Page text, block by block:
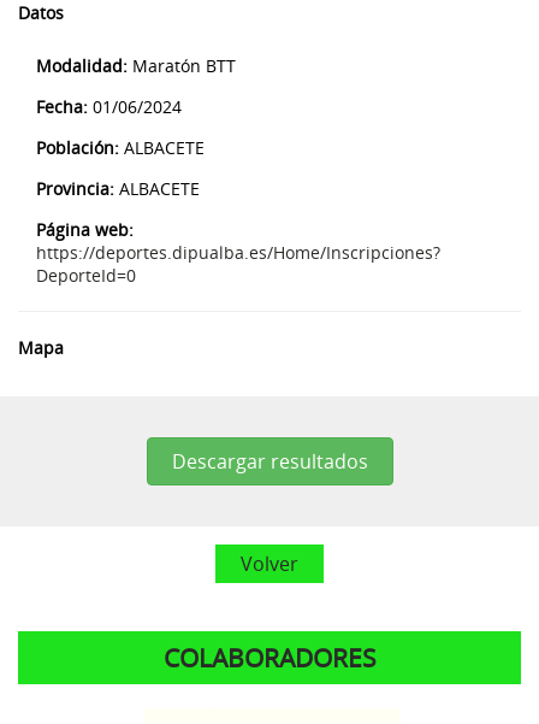
Datos
Modalidad: Maratón BTT
Fecha: 01/06/2024
Población: ALBACETE
Provincia: ALBACETE
Página web:
https://deportes.dipualba.es/Home/Inscripciones?
DeporteId=0
Mapa
Descargar resultados
Volver
COLABORADORES